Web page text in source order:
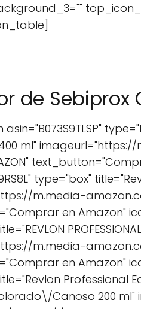
de
ml" imageurl="https://
type="box"
m.media-
en Amazon"
m.media-
en Amazon"
Professional
Canoso 200